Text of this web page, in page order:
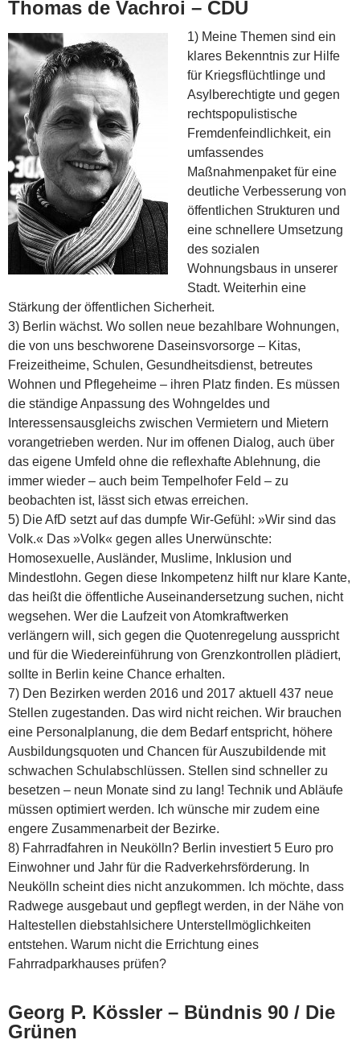
Thomas de Vachroi – CDU
1) Meine Themen sind ein
klares Bekenntnis zur Hilfe
für Kriegsflüchtlinge und
Asylberechtigte und gegen
rechtspopulistische
Fremdenfeindlichkeit, ein
umfassendes
Maßnahmenpaket für eine
deutliche Verbesserung von
öffentlichen Strukturen und
eine schnellere Umsetzung
des sozialen
Wohnungsbaus in unserer
Stadt. Weiterhin eine
Stärkung der öffentlichen Sicherheit.
3) Berlin wächst. Wo sollen neue bezahlbare Wohnungen,
die von uns beschworene Daseinsvorsorge – Kitas,
Freizeitheime, Schulen, Gesundheitsdienst, betreutes
Wohnen und Pflegeheime – ihren Platz finden. Es müssen
die ständige Anpassung des Wohngeldes und
Interessensausgleichs zwischen Vermietern und Mietern
vorangetrieben werden. Nur im offenen Dialog, auch über
das eigene Umfeld ohne die reflexhafte Ablehnung, die
immer wieder – auch beim Tempelhofer Feld – zu
beobachten ist, lässt sich etwas erreichen.
5) Die AfD setzt auf das dumpfe Wir-Gefühl: »Wir sind das
Volk.« Das »Volk« gegen alles Unerwünschte:
Homosexuelle, Ausländer, Muslime, Inklusion und
Mindestlohn. Gegen diese Inkompetenz hilft nur klare Kante,
das heißt die öffentliche Auseinandersetzung suchen, nicht
wegsehen. Wer die Laufzeit von Atomkraftwerken
verlängern will, sich gegen die Quotenregelung ausspricht
und für die Wiedereinführung von Grenzkontrollen plädiert,
sollte in Berlin keine Chance erhalten.
7) Den Bezirken werden 2016 und 2017 aktuell 437 neue
Stellen zugestanden. Das wird nicht reichen. Wir brauchen
eine Personalplanung, die dem Bedarf entspricht, höhere
Ausbildungsquoten und Chancen für Auszubildende mit
schwachen Schulabschlüssen. Stellen sind schneller zu
besetzen – neun Monate sind zu lang! Technik und Abläufe
müssen optimiert werden. Ich wünsche mir zudem eine
engere Zusammenarbeit der Bezirke.
8) Fahrradfahren in Neukölln? Berlin investiert 5 Euro pro
Einwohner und Jahr für die Radverkehrsförderung. In
Neukölln scheint dies nicht anzukommen. Ich möchte, dass
Radwege ausgebaut und gepflegt werden, in der Nähe von
Haltestellen diebstahlsichere Unterstellmöglichkeiten
entstehen. Warum nicht die Errichtung eines
Fahrradparkhauses prüfen?
Georg P. Kössler – Bündnis 90 / Die
Grünen